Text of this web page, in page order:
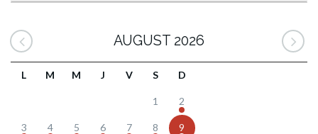
AUGUST 2026
L M M J V S D
1 2
3 4 5 6 7 8 9